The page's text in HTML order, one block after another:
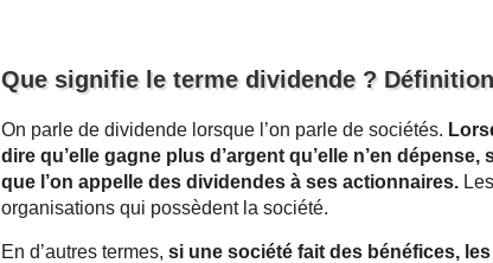
Que signifie le terme dividende ? Définition
On parle de dividende lorsque l’on parle de sociétés.
dire qu’elle gagne plus d’argent qu’elle n’en
que l’on appelle des dividendes à ses actionnaires.
organisations qui possèdent la société.
En d’autres termes, si une société fait des bénéfices,